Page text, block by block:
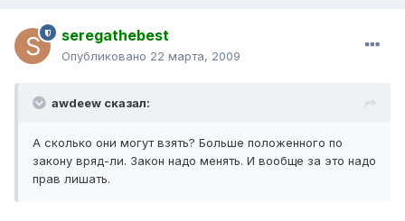
seregathebest
Опубликовано 22 марта, 2009
awdeew сказал:
А сколько они могут взять? Больше положенного по
закону вряд-ли. Закон надо менять. И вообще за это надо
прав лишать.